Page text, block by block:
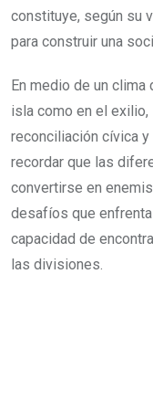
constituye, según su
para construir una
En medio de un
isla como en el exilio,
reconciliación cívica
recordar que las
convertirse en
desafíos que enfrenta
capacidad de
las divisiones.